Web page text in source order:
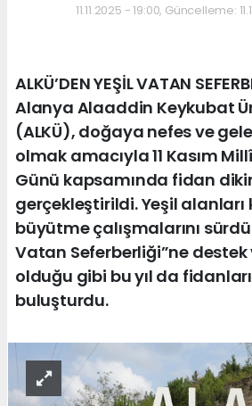
11.11.2025 - 19:00, Güncelleme:
ALKÜ’DEN YEŞİL VATAN
Alanya Alaaddin Keykubat
(ALKÜ), doğaya nefes ve
olmak amacıyla 11 Kasım
Günü kapsamında fidan
gerçekleştirildi. Yeşil
büyütme çalışmalarını
Vatan Seferberliği”ne destek
olduğu gibi bu yıl da
buluşturdu.